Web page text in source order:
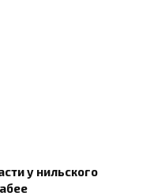
у нильского